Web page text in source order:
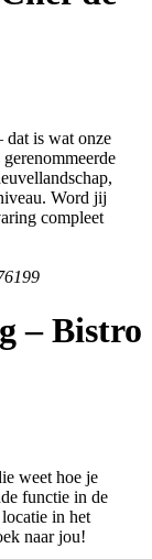
dat is wat onze
Word jij
compleet
– Bistro
weet hoe je
functie in de
in het
naar jou!